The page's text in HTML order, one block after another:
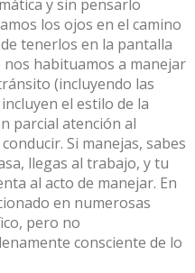
y sin pensarlo
los ojos en el camino
tenerlos en la pantalla
habituamos a manejar
(incluyendo las
el estilo de la
parcial atención al
Si manejas, sabes
llegas al trabajo, y tu
al acto de manejar. En
en numerosas
pero no
consciente de lo